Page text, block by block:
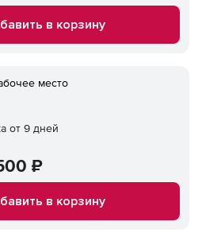
в корзину
место
от 9 дней
₽
в корзину